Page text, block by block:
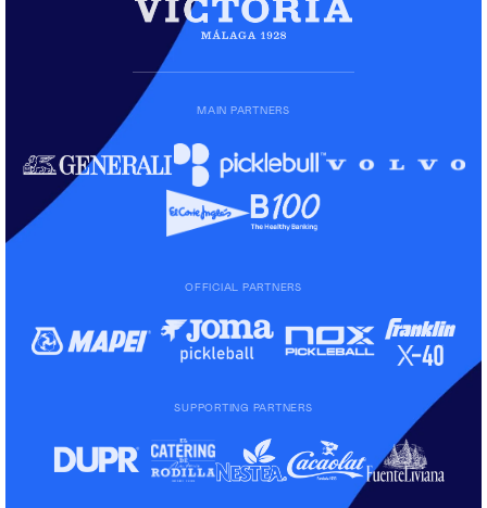
MAIN PARTNERS
OFFICIAL PARTNERS
SUPPORTING PARTNERS